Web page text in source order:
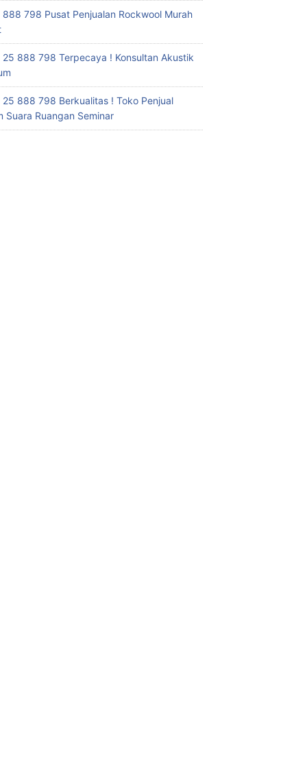
798 Pusat Penjualan Rockwool Murah
25 888 798 Terpecaya ! Konsultan Akustik
25 888 798 Berkualitas ! Toko Penjual
Suara Ruangan Seminar